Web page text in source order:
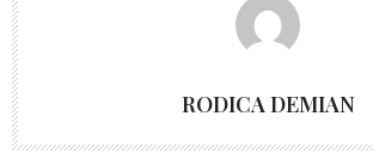
RODICA DEMIAN